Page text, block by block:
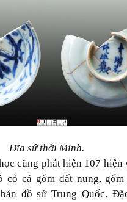
Đĩa sứ thời Minh.
cũng phát hiện 107 hiện
có cả gốm đất nung, gốm
đồ sứ Trung Quốc.